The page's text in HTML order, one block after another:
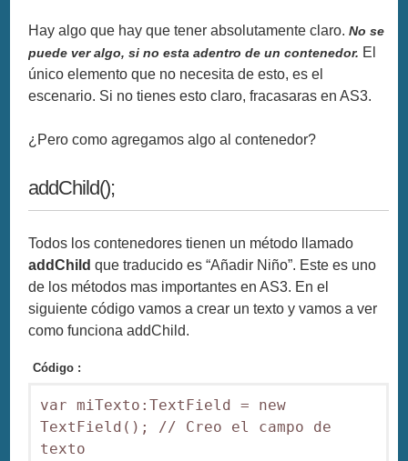
Hay algo que hay que tener absolutamente claro.No se
puede ver algo, si no esta adentro de un contenedor. El
único elemento que no necesita de esto, es el
escenario. Si no tienes esto claro, fracasaras en AS3.
¿Pero como agregamos algo al contenedor?
addChild();
Todos los contenedores tienen un método llamado
addChild que traducido es “Añadir Niño”. Este es uno
de los métodos mas importantes en AS3. En el
siguiente código vamos a crear un texto y vamos a ver
como funciona addChild.
Código :
var miTexto:TextField = new
TextField(); // Creo el campo de
texto